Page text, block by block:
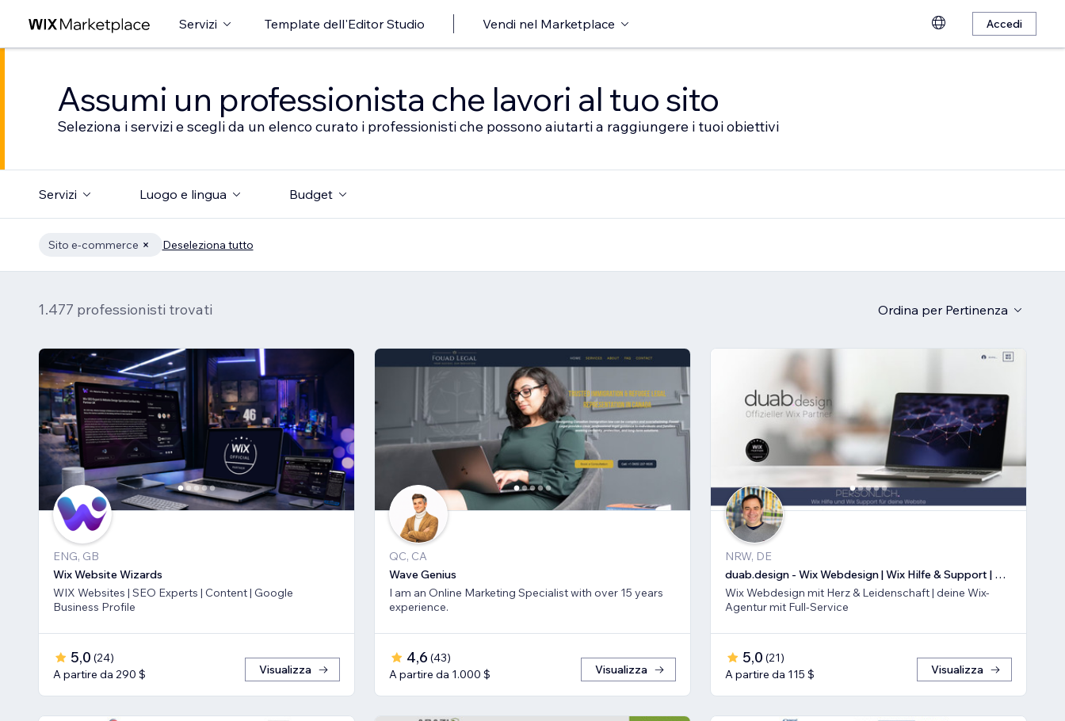
Servizi Template dell'Editor Studio Vendi nel Marketplace Accedi
Assumi un professionista che lavori al tuo sito
Seleziona i servizi e scegli da un elenco curato i professionisti che possono aiutarti a raggiungere i tuoi obiettivi
Servizi Luogo e lingua Budget
Sito e-commerce Deseleziona tutto
1.477 professionisti trovati Ordina per Pertinenza
ENG, GB
Wix Website Wizards
WIX Websites | SEO Experts | Content | Google
Business Profile
5,0 (24)
A partire da 290 $
Visualizza
QC, CA
Wave Genius
I am an Online Marketing Specialist with over 15 years
experience.
4,6 (43)
A partire da 1.000 $
Visualizza
NRW, DE
duab.design - Wix Webdesign | Wix Hilfe & Support | Wix SEO
Wix Webdesign mit Herz & Leidenschaft | deine Wix-
Agentur mit Full-Service
5,0 (21)
A partire da 115 $
Visualizza